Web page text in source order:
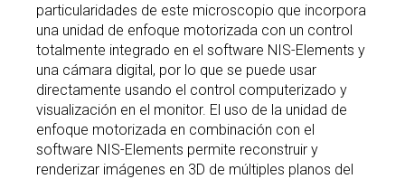
particularidades de este microscopio que incorpora
una unidad de enfoque motorizada con un control
totalmente integrado en el software NIS-Elements y
una cámara digital, por lo que se puede usar
directamente usando el control computerizado y
visualización en el monitor. El uso de la unidad de
enfoque motorizada en combinación con el
software NIS-Elements permite reconstruir y
renderizar imágenes en 3D de múltiples planos del